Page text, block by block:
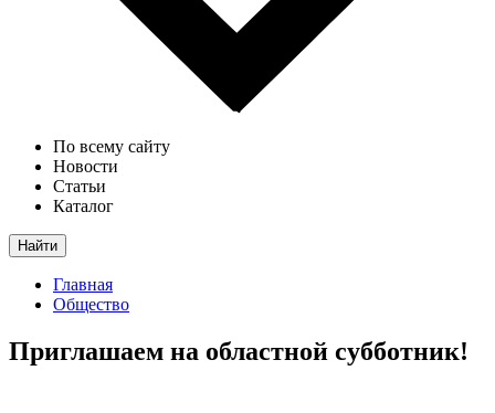
По всему сайту
Новости
Статьи
Каталог
Найти
Главная
Общество
Приглашаем на областной субботник!